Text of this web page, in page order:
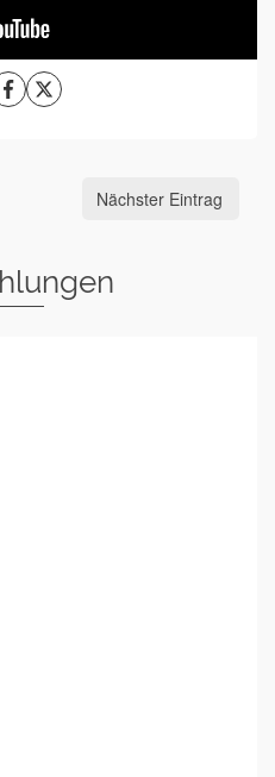
Nächster Eintrag